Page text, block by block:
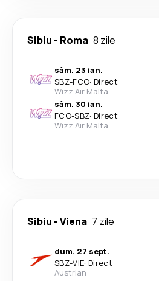
Sibiu - Roma 8 zile
sâm. 23 ian.
SBZ-FCO· Direct
Wizz Air Malta
sâm. 30 ian.
FCO-SBZ· Direct
Wizz Air Malta
Sibiu -Viena 7 zile
dum. 27 sept.
SBZ-VIE· Direct
Austrian